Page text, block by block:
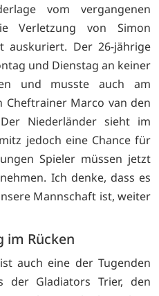
vom vergangenen
Verletzung von Simon
auskuriert. Der 26-jährige
und Dienstag an keiner
und musste auch am
Marco van den
Niederländer sieht im
jedoch eine Chance für
Spieler müssen jetzt
Ich denke, dass es
Mannschaft ist, weiter
im Rücken
auch eine der Tugenden
der Gladiators Trier, den